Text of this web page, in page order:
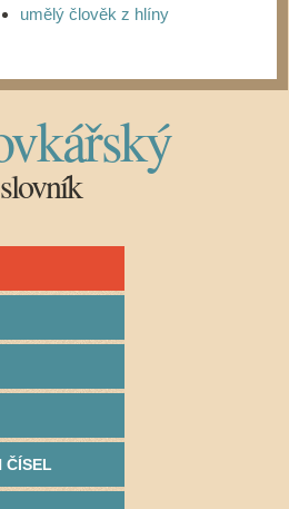
umělý člověk z hlíny
slovník
ČÍSEL